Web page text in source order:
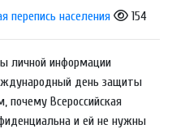
перепись населения 154
личной информации
день защиты
почему Всероссийская
и ей не нужны